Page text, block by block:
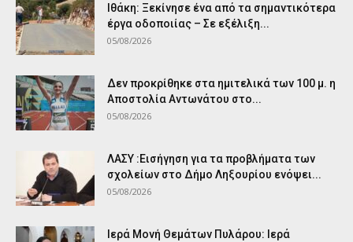
Ιθάκη: Ξεκίνησε ένα από τα σημαντικότερα
έργα οδοποιίας – Σε εξέλιξη...
05/08/2026
Δεν προκρίθηκε στα ημιτελικά των 100 μ. η
Αποστολία Αντωνάτου στο...
05/08/2026
ΛΑΣΥ :Εισήγηση για τα προβλήματα των
σχολείων στο Δήμο Ληξουρίου ενόψει...
05/08/2026
Ιερά Μονή Θεμάτων Πυλάρου: Ιερά